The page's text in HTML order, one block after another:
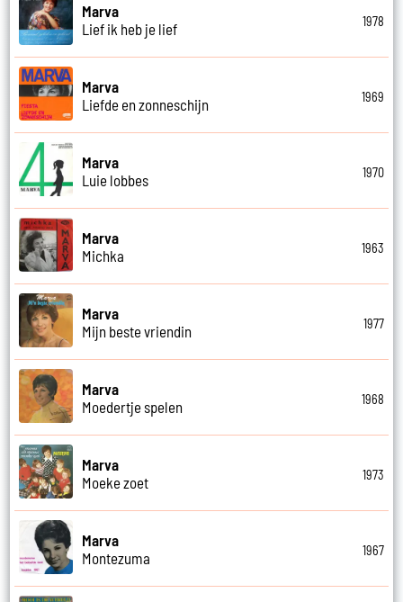
Marva
Lief ik heb je lief
1978
Marva
Liefde en zonneschijn
1969
Marva
Luie lobbes
1970
Marva
Michka
1963
Marva
Mijn beste vriendin
1977
Marva
Moedertje spelen
1968
Marva
Moeke zoet
1973
Marva
Montezuma
1967